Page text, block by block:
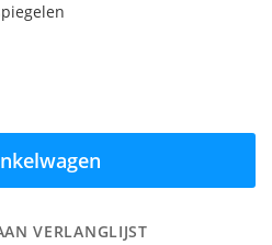
VERLANGLIJST